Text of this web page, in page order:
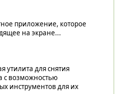
приложение, которое
на экране...
для снятия
с возможностью
инструментов для их